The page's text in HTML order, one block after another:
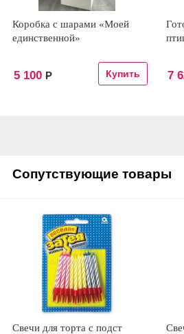
Коробка с шарами «Моей
единственной»
5 100 Р 7
Сопутствующие товары
Свечи для торта с подст